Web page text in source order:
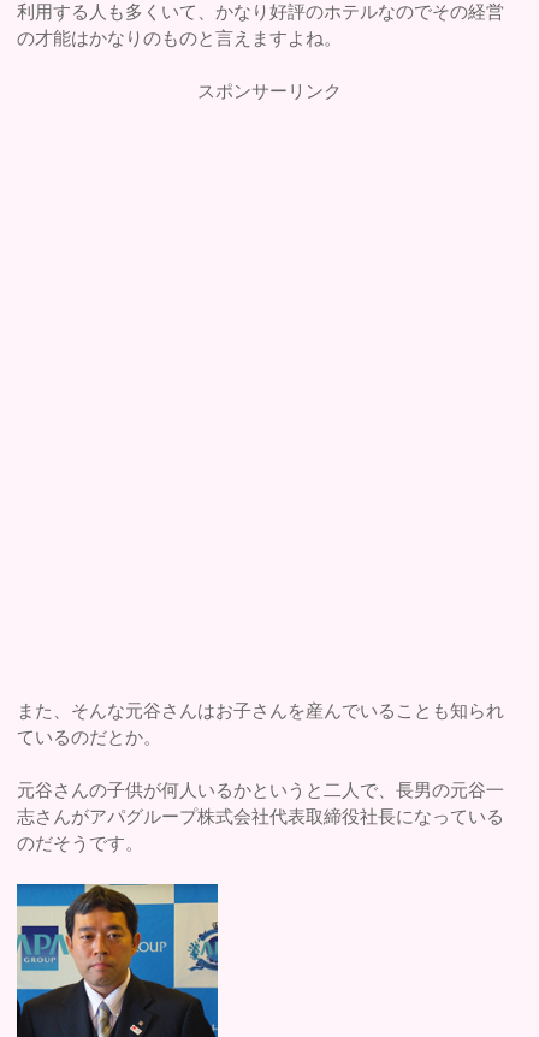
利用する人も多くいて、かなり好評のホテルなのでその経営
の才能はかなりのものと言えますよね。
スポンサーリンク
また、そんな元谷さんはお子さんを産んでいることも知られ
ているのだとか。
元谷さんの子供が何人いるかというと二人で、長男の元谷一
志さんがアパグループ株式会社代表取締役社長になっている
のだそうです。